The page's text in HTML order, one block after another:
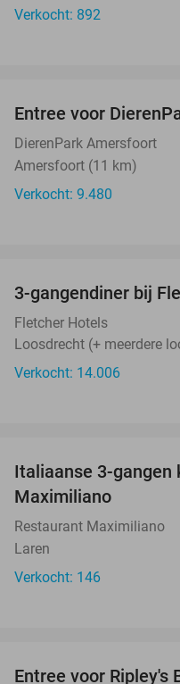
Verkocht: 892
Entree voor
DierenPark Amersfoort
Amersfoort (11 km)
Verkocht: 9.480
3-gangendiner bij
Fletcher Hotels
Loosdrecht (+ meerdere
Verkocht: 14.006
Italiaanse 3-gangen
Maximiliano
Restaurant Maximiliano
Laren
Verkocht: 146
Entree voor Ripley's